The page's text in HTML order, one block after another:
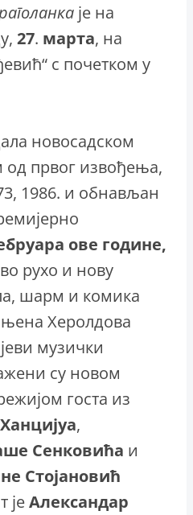
је на
27. марта, на
с почетком у
новосадском
од првог извођења,
1986. и обнављан
ове године,
рухо и нову
шарм и комика
Херолдова
музички
су новом
госта из
Ханцијуа,
Сенковића и
Стојановић
јеАлександар